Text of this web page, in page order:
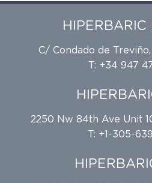
HIPERBARIC
C/ Condado de
T: +34 947
2250 Nw 84th Ave Unit
T: +1-305-